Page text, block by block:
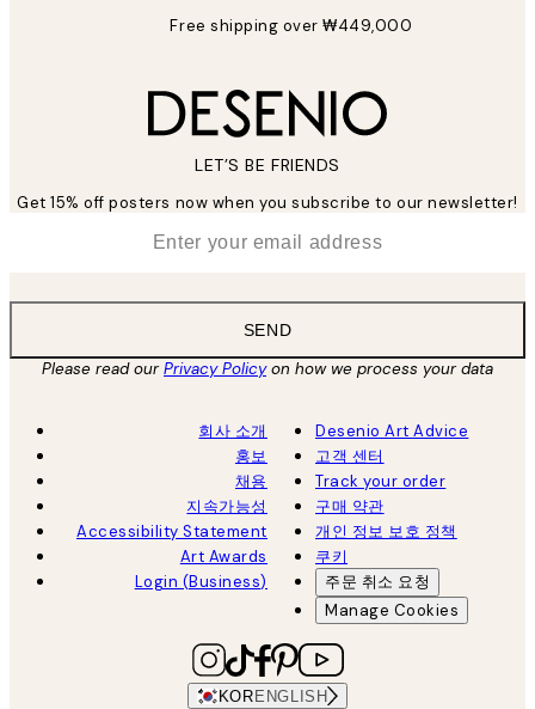
Free shipping over ₩449,000
LET’S BE FRIENDS
Get 15% off posters now when you subscribe to our newsletter!
SEND
Please read ourPrivacy Policyon how we process your data
회사 소개
홍보
채용
지속가능성
Accessibility Statement
Art Awards
Login (Business)
Desenio Art Advice
고객 센터
Track your order
구매 약관
개인 정보 보호 정책
쿠키
주문 취소 요청
Manage Cookies
KOR ENGLISH